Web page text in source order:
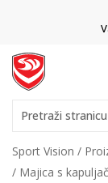
Pretraži stranicu
Sport Vision
Majica s